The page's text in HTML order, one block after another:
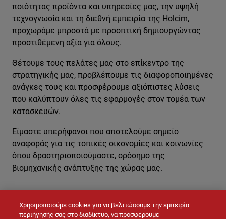
ΕΠΙΚΟΙΝΩΝΉΣΤΕ ΜΑΖΊ ΜΑΣ
ποιότητας προϊόντα και υπηρεσίες μας, την υψηλή
τεχνογνωσία και τη διεθνή εμπειρία της Holcim,
προχωράμε μπροστά με προοπτική δημιουργώντας
προστιθέμενη αξία για όλους.
Θέτουμε τους πελάτες μας στο επίκεντρο της
στρατηγικής μας, προβλέπουμε τις διαφοροποιημένες
ανάγκες τους και προσφέρουμε αξιόπιστες λύσεις
που καλύπτουν όλες τις εφαρμογές στον τομέα των
κατασκευών.
Είμαστε υπερήφανοι που αποτελούμε σημείο
αναφοράς για τις τοπικές οικονομίες και κοινωνίες
όπου δραστηριοποιούμαστε, ορόσημο της
βιομηχανικής ανάπτυξης της χώρας μας.
Χρησιμοποιούμε cookies για να βελτιώσουμε την εμπειρία
περιήγησής σας στο διαδίκτυο, να προσφέρουμε